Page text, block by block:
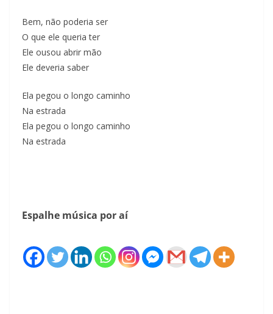
Bem, não poderia ser
O que ele queria ter
Ele ousou abrir mão
Ele deveria saber
Ela pegou o longo caminho
Na estrada
Ela pegou o longo caminho
Na estrada
Espalhe música por aí